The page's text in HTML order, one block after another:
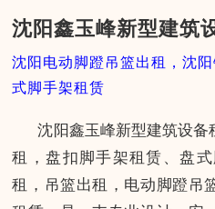
沈阳鑫玉峰新型建筑
沈阳电动脚蹬吊篮出租，沈
式脚手架租赁
沈阳鑫玉峰新型建筑设备
租，盘扣脚手架租赁、盘
租，吊篮出租，电动脚蹬吊